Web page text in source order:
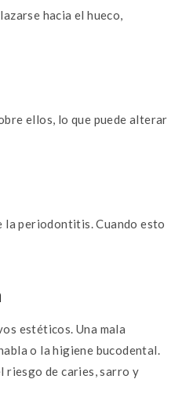
hacia el hueco,
ellos, lo que puede alterar
la periodontitis. Cuando esto
estéticos. Una mala
o la higiene bucodental.
riesgo de caries, sarro y